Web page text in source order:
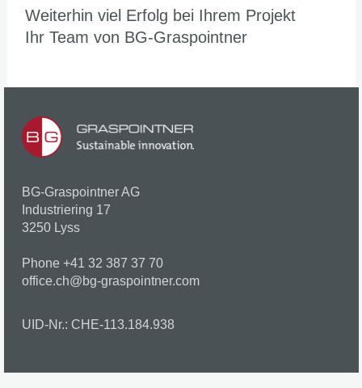
Weiterhin viel Erfolg bei Ihrem Projekt
Ihr Team von BG-Graspointner
BG-Graspointner AG
Industriering 17
3250 Lyss
Phone +41 32 387 37 70
office.ch@bg-graspointner.com
UID-Nr.: CHE-113.184.938